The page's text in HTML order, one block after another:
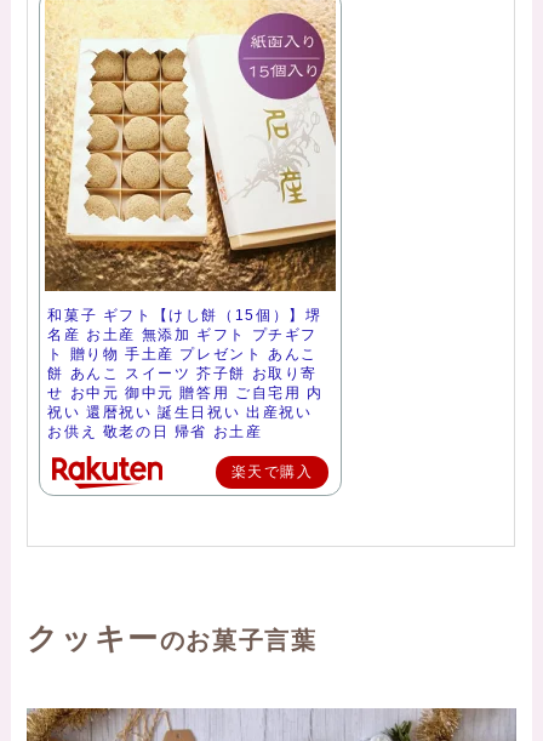
和菓子 ギフト【けし餅（15個）】堺
名産 お土産 無添加 ギフト プチギフ
ト 贈り物 手土産 プレゼント あんこ
餅 あんこ スイーツ 芥子餅 お取り寄
せ お中元 御中元 贈答用 ご自宅用 内
祝い 還暦祝い 誕生日祝い 出産祝い
お供え 敬老の日 帰省 お土産
楽天で購入
クッキーのお菓子言葉